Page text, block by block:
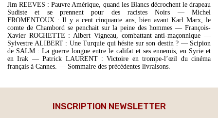
Jim REEVES : Pauvre Amérique, quand les Blancs décrochent le drapeau
Sudiste et se prennent pour des racistes Noirs — Michel
FROMENTOUX : Il y a cent cinquante ans, bien avant Karl Marx, le
comte de Chambord se penchait sur la peine des hommes — François-
Xavier ROCHETTE : Albert Vigneau, combattant anti-maçonnique —
Sylvestre ALIBERT : Une Turquie qui hésite sur son destin ? — Scipion
de SALM : La guerre longue entre le califat et ses ennemis, en Syrie et
en Irak — Patrick LAURENT : Victoire en trompe-l’œil du cinéma
français à Cannes. — Sommaire des précédentes livraisons.
INSCRIPTION NEWSLETTER